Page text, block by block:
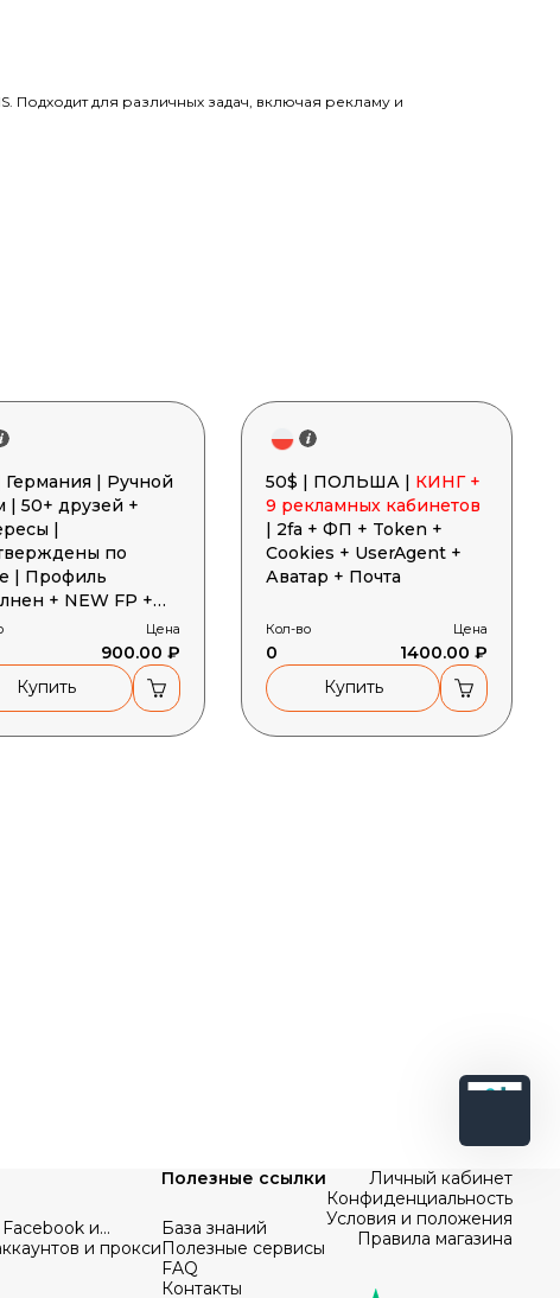
Подходит для различных задач, включая рекламу и
Германия | Ручной
| 50+ друзей +
|
по
| Профиль
+ NEW FP +
Почта + Cookies +
Цена
900.00 ₽
Купить
50$ | ПОЛЬША | КИНГ +
9 рекламных кабинетов
| 2fa + ФП + Token +
Cookies + UserAgent +
Аватар + Почта
Кол-во
0
Цена
1400.00 ₽
Купить
и
и прокси
Полезные ссылки
База знаний
Полезные сервисы
FAQ
Контакты
Личный кабинет
Конфиденциальность
Условия и положения
Правила магазина